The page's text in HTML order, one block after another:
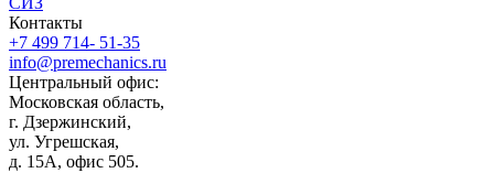
Контакты
+7 499 714- 51-35
info@premechanics.ru
Центральный офис:
Московская область,
г. Дзержинский,
ул. Угрешская,
д. 15А, офис 505.